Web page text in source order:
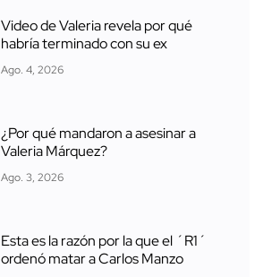
Video de Valeria revela por qué
habría terminado con su ex
Ago. 4, 2026
¿Por qué mandaron a asesinar a
Valeria Márquez?
Ago. 3, 2026
Esta es la razón por la que el ´R1´
ordenó matar a Carlos Manzo